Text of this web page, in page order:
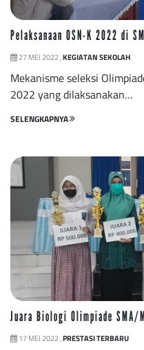
Pelaksanaan OSN-K 2022 di
27 MEI 2022 ,KEGIATAN SEKOLAH
Mekanisme seleksi
2022 yang dilaksanakan…
SELENGKAPNYA
Juara Biologi Olimpiade SMA/
17 MEI 2022 ,PRESTASI TERBARU